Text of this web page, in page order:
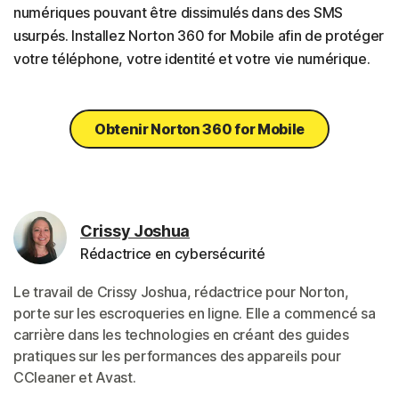
numériques pouvant être dissimulés dans des SMS
usurpés. Installez Norton 360 for Mobile afin de protéger
votre téléphone, votre identité et votre vie numérique.
Obtenir Norton 360 for Mobile
Crissy Joshua
Rédactrice en cybersécurité
Le travail de Crissy Joshua, rédactrice pour Norton,
porte sur les escroqueries en ligne. Elle a commencé sa
carrière dans les technologies en créant des guides
pratiques sur les performances des appareils pour
CCleaner et Avast.